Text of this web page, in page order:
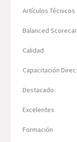
Artículos Técnicos
Balanced
Calidad
Capacitación
Destacado
Excelentes
Formación